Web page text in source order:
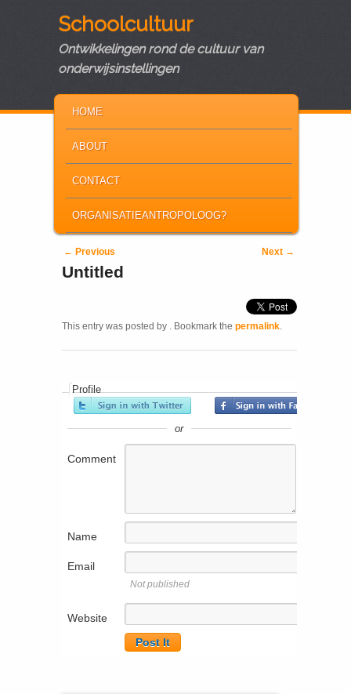
Schoolcultuur
Ontwikkelingen rond de cultuur van
onderwijsinstellingen
SKIP TO PRIMARY CONTENT
SKIP TO SECONDARY CONTENT
HOME
ABOUT
CONTACT
ORGANISATIEANTROPOLOOG?
Post navigation
← Previous Next →
Untitled
This entry was posted by . Bookmark the permalink.
Profile
or
Comment
Name
Email
Not published
Website